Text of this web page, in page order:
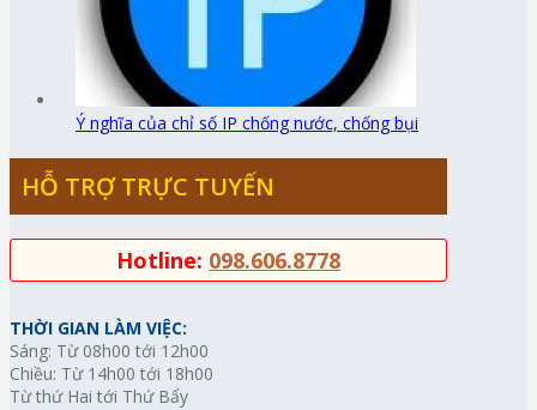
Ý nghĩa của chỉ số IP chống nước, chống bụi
HỖ TRỢ TRỰC TUYẾN
Hotline: 098.606.8778
THỜI GIAN LÀM VIỆC:
Sáng: Từ 08h00 tới 12h00
Chiều: Từ 14h00 tới 18h00
Từ thứ Hai tới Thứ Bẩy